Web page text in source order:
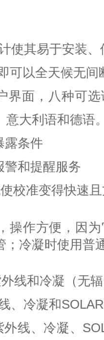
使其易于安装
可以全天候无
界面，八种可
意大利语和德语
露条件
警和提醒服务
校准变得快速
操作方便，因
；冷凝时使用普
线和冷凝（无
、冷凝和
外线、冷凝、